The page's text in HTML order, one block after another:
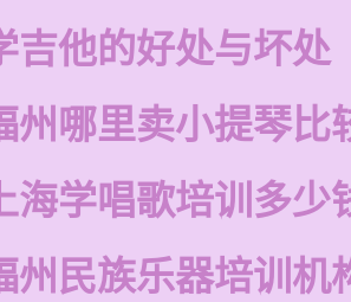
吉他的好处与坏处
州哪里卖小提琴比
海学唱歌培训多少
州民族乐器培训机